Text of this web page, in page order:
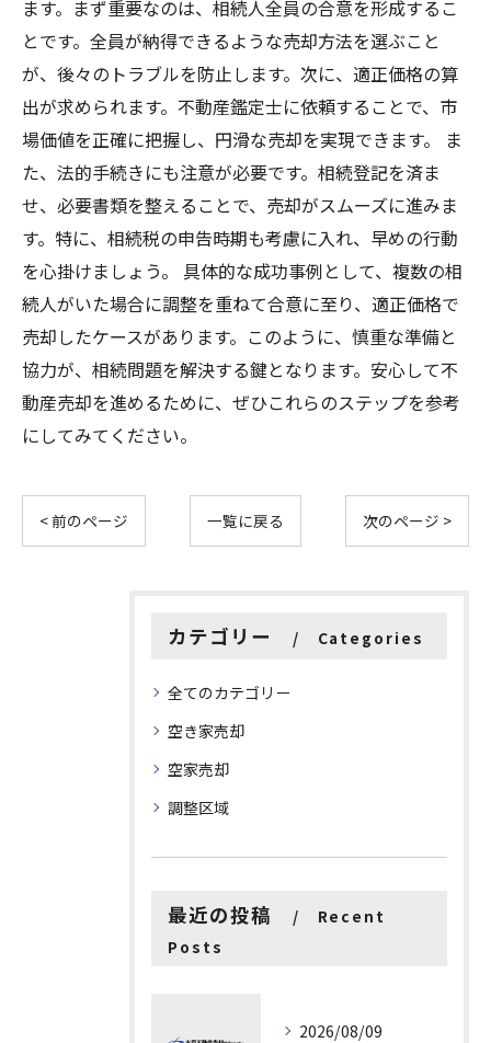
ます。まず重要なのは、相続人全員の合意を形成するこ
とです。全員が納得できるような売却方法を選ぶこと
が、後々のトラブルを防止します。次に、適正価格の算
出が求められます。不動産鑑定士に依頼することで、市
場価値を正確に把握し、円滑な売却を実現できます。 ま
た、法的手続きにも注意が必要です。相続登記を済ま
せ、必要書類を整えることで、売却がスムーズに進みま
す。特に、相続税の申告時期も考慮に入れ、早めの行動
を心掛けましょう。 具体的な成功事例として、複数の相
続人がいた場合に調整を重ねて合意に至り、適正価格で
売却したケースがあります。このように、慎重な準備と
協力が、相続問題を解決する鍵となります。安心して不
動産売却を進めるために、ぜひこれらのステップを参考
にしてみてください。
< 前のページ 一覧に戻る 次のページ >
カテゴリー Categories
全てのカテゴリー
空き家売却
空家売却
調整区域
最近の投稿
Recent
Posts
2026/08/09